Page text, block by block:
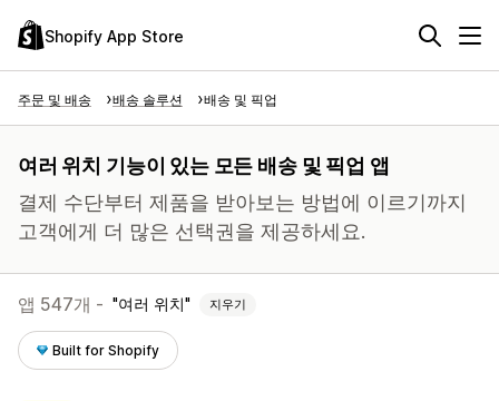
Shopify App Store
주문 및 배송 배송 솔루션 배송 및 픽업
여러 위치 기능이 있는 모든 배송 및 픽업 앱
결제 수단부터 제품을 받아보는 방법에 이르기까지
고객에게 더 많은 선택권을 제공하세요.
앱 547개 - 여러 위치 지우기
Built for Shopify